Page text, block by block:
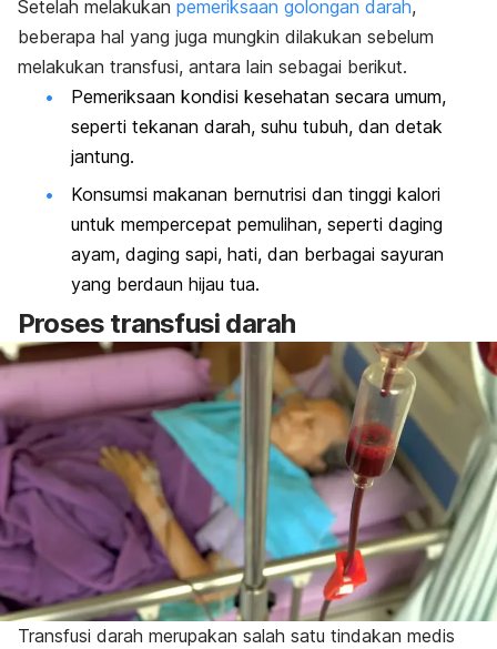
Setelah melakukan pemeriksaan golongan darah,
beberapa hal yang juga mungkin dilakukan sebelum
melakukan transfusi, antara lain sebagai berikut.
Pemeriksaan kondisi kesehatan secara umum,
seperti tekanan darah, suhu tubuh, dan detak
jantung.
Konsumsi makanan bernutrisi dan tinggi kalori
untuk mempercepat pemulihan, seperti daging
ayam, daging sapi, hati, dan berbagai sayuran
yang berdaun hijau tua.
Proses transfusi darah
Transfusi darah merupakan salah satu tindakan medis